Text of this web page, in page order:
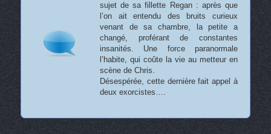
sujet de sa fillette Regan : après que
l’on ait entendu des bruits curieux
venant de sa chambre, la petite a
changé, proférant de constantes
insanités. Une force paranormale
l’habite, qui coûte la vie au metteur en
scène de Chris.
Désespérée, cette dernière fait appel à
deux exorcistes….